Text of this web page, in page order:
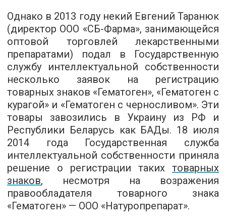
Однако в 2013 году некий Евгений Таранюк
(директор ООО «СБ-Фарма», занимающейся
оптовой торговлей лекарственными
препаратами) подал в Государственную
службу интеллектуальной собственности
несколько заявок на регистрацию
товарных знаков «Гематоген», «Гематоген с
курагой» и «Гематоген с черносливом». Эти
товары завозились в Украину из РФ и
Республики Беларусь как БАДы. 18 июля
2014 года Государственная служба
интеллектуальной собственности приняла
решение о регистрации таких товарных
знаков, несмотря на возражения
правообладателя товарного знака
«Гематоген» — ООО «Натуропрепарат».